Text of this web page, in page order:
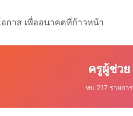
กาส เพื่ออนาคตที่ก้าวหน้า
ครูผู้ช่วย
พบ 217 รายการ